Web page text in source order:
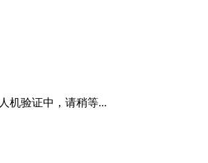
人机验证中，请稍等...